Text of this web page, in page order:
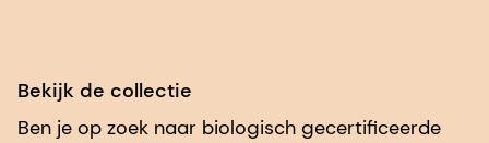
Bekijk de collectie
Ben je op zoek naar biologisch gecertificeerde